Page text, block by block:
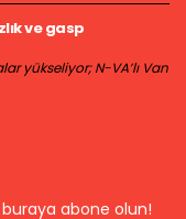
ve gasp
yükseliyor; N-VA’lı Van
abone olun!